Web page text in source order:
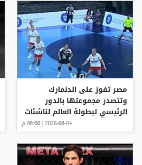
مصر تفوز على الدنمارك
وتتصدر مجموعتها بالدور
الرئيسي لبطولة العالم لناشئات
2026-08-04 | 08:00 م